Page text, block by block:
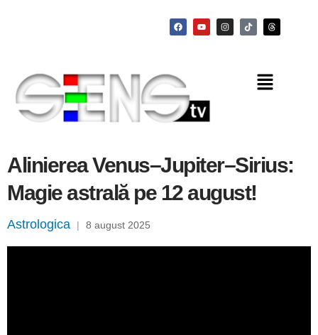
Alinierea Venus–Jupiter–Sirius:
Magie astrală pe 12 august!
Astrologica | 8 august 2025